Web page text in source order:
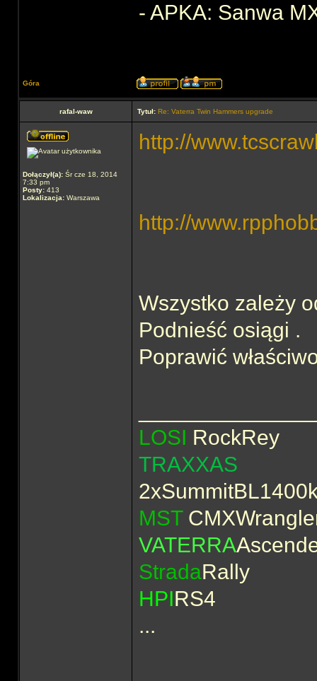
- APKA: Sanwa
Góra
rafal-waw Tytuł: Re: Vaterra Twin Hammers upgrade
Dołączył(a): Śr cze 18, 2014
7:33 pm
Posty: 413
Lokalizacja: Warszawa
http://
http://
Wszystko zależy
Podnieść osiągi .
Poprawić
LOSI RockRey
TRAXXAS
MST
VATERRA
StradaRally
HPIRS4
...